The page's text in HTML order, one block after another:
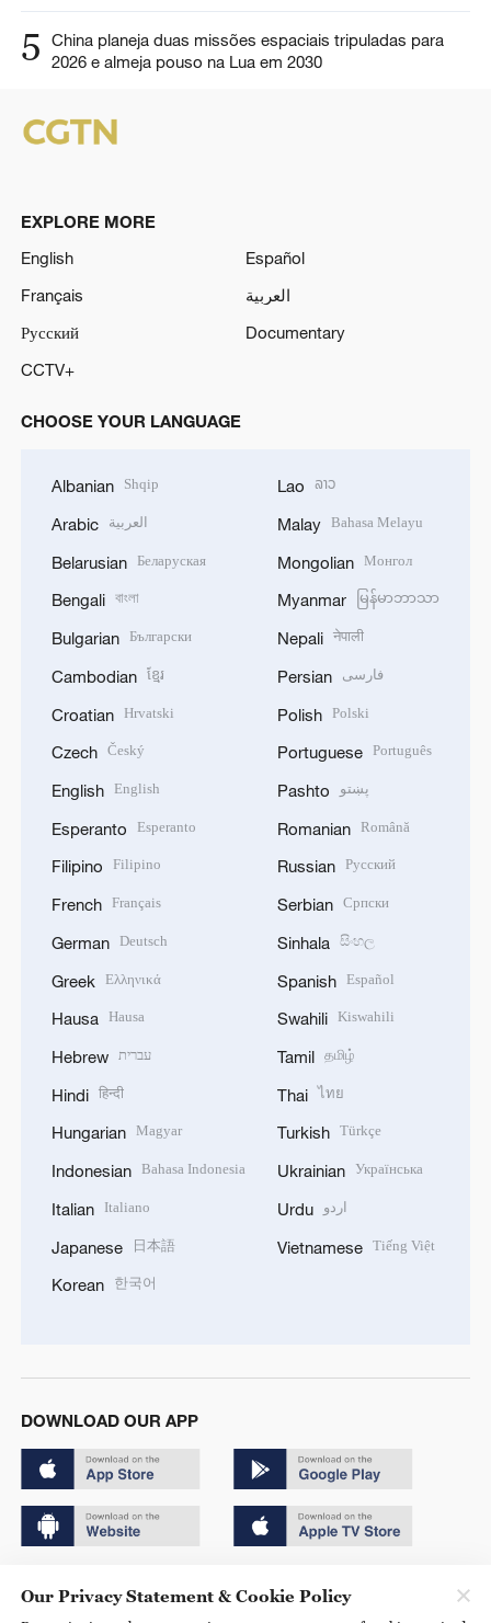
5
China planeja duas missões espaciais tripuladas para
2026 e almeja pouso na Lua em 2030
EXPLORE MORE
English
Español
Français
العربية
Русский
Documentary
CCTV+
CHOOSE YOUR LANGUAGE
Albanian Shqip
Arabic العربية
Belarusian Беларуская
Bengali বাংলা
Bulgarian Български
Cambodian ខ្មែរ
Croatian Hrvatski
Czech Český
English English
Esperanto Esperanto
Filipino Filipino
French Français
German Deutsch
Greek Ελληνικά
Hausa Hausa
Hebrew עברית
Hindi हिन्दी
Hungarian Magyar
Indonesian Bahasa Indonesia
Italian Italiano
Japanese 日本語
Korean 한국어
Lao ລາວ
Malay Bahasa Melayu
Mongolian Монгол
Myanmar မြန်မာဘာသာ
Nepali नेपाली
Persian فارسی
Polish Polski
Portuguese Português
Pashto پښتو
Romanian Română
Russian Русский
Serbian Српски
Sinhala සිංහල
Spanish Español
Swahili Kiswahili
Tamil தமிழ்
Thai ไทย
Turkish Türkçe
Ukrainian Українська
Urdu اردو
Vietnamese Tiếng Việt
DOWNLOAD OUR APP
京ICP备20000184号
Our Privacy Statement & Cookie Policy